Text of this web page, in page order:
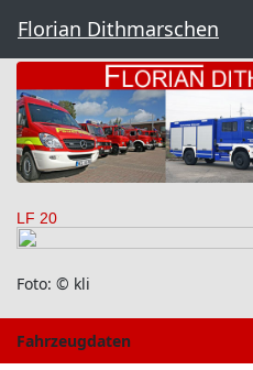
Florian Dithmarschen
LF 20
Foto: © kli
Fahrzeugdaten